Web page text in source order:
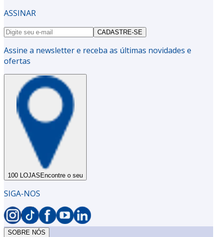
ASSINAR
CADASTRE-SE
Assine a newsletter e receba as últimas novidades e
ofertas
100 LOJAS Encontre o seu
SIGA-NOS
SOBRE NÓS